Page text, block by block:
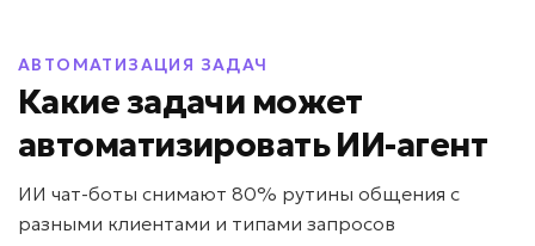
Нет обратной связи?
ИИ для проведения
АВТОМАТИЗАЦИЯ ЗАДАЧ
Какие задачи может
автоматизировать ИИ-агент
ИИ чат-боты снимают 80% рутины общения с
разными клиентами и типами запросов